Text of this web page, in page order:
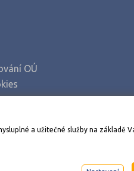
OÚ
Stáhněte si
AMOS
a užitečné služby na základě